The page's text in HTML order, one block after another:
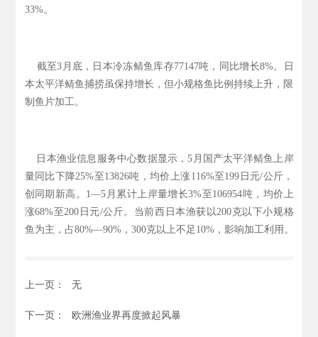
33%。
截至3月底，日本冷冻鲭鱼库存77147吨，同比增长8%。日
本太平洋鲭鱼捕捞虽保持增长，但小规格鱼比例持续上升，限
制鱼片加工。
日本渔业信息服务中心数据显示，5月国产太平洋鲭鱼上岸
量同比下降25%至13826吨，均价上涨116%至199日元/公斤，
创同期新高。1—5月累计上岸量增长3%至106954吨，均价上
涨68%至200日元/公斤。当前西日本渔获以200克以下小规格
鱼为主，占80%—90%，300克以上不足10%，影响加工利用。
上一页： 无
下一页： 欧洲渔业界再度掀起风暴